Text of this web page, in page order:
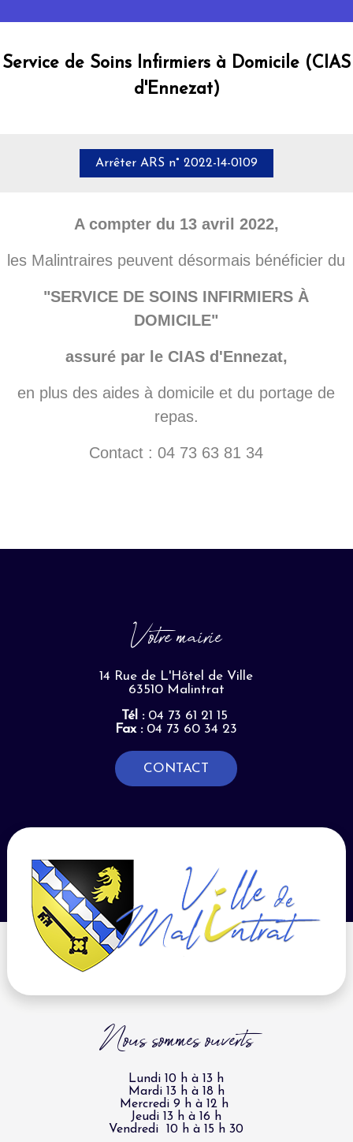
Service de Soins Infirmiers à Domicile (CIAS
d'Ennezat)
Arrêter ARS n° 2022-14-0109
A compter du 13 avril 2022,
les Malintraires peuvent désormais bénéficier du
"SERVICE DE SOINS INFIRMIERS À
DOMICILE"
assuré par le CIAS d'Ennezat,
en plus des aides à domicile et du portage de
repas.
Contact : 04 73 63 81 34
Votre mairie
14 Rue de L'Hôtel de Ville
63510 Malintrat
Tél :04 73 61 21 15
Fax :04 73 60 34 23
CONTACT
Nous sommes ouverts
Lundi 10 h à 13 h
Mardi 13 h à 18 h
Mercredi 9 h à 12 h
Jeudi 13 h à 16 h
Vendredi 10 h à 15 h 30